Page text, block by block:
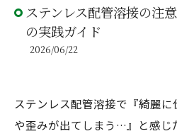
ステンレス配管溶接の注
の実践ガイド
2026/06/22
ステンレス配管溶接で『綺麗
や歪みが出てしまう…』と感じ